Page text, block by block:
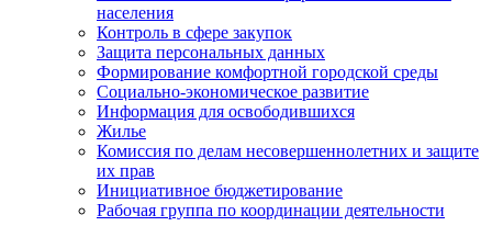
населения
Контроль в сфере закупок
Защита персональных данных
Формирование комфортной городской среды
Социально-экономическое развитие
Информация для освободившихся
Жилье
Комиссия по делам несовершеннолетних и защите
их прав
Инициативное бюджетирование
Рабочая группа по координации деятельности